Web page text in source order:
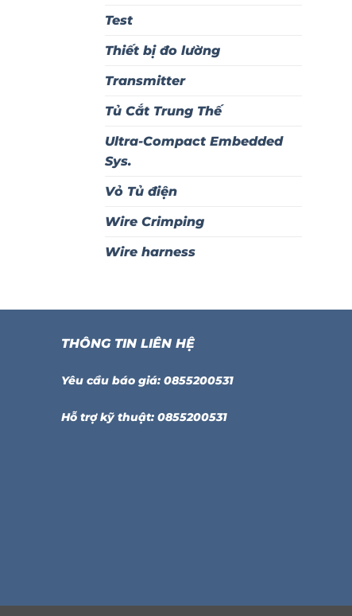
Test
Thiết bị đo lường
Transmitter
Tủ Cắt Trung Thế
Ultra-Compact Embedded
Sys.
Vỏ Tủ điện
Wire Crimping
Wire harness
THÔNG TIN LIÊN HỆ
Yêu cầu báo giá: 0855200531
Hỗ trợ kỹ thuật: 0855200531